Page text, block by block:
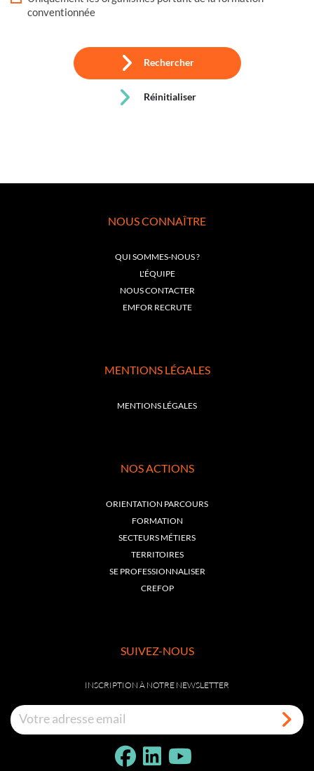
conventionnée
Rechercher
Réinitialiser
NOUS CONNAÎTRE
QUI SOMMES-NOUS ?
L'ÉQUIPE
NOUS CONTACTER
EMFOR RECRUTE
MENTIONS LÉGALES
MENTIONS LÉGALES
NOS ACTIONS
ORIENTATION PARCOURS
FORMATION
SECTEURS MÉTIERS
TERRITOIRES
SE PROFESSIONNALISER
CREFOP
SUIVEZ-NOUS
INSCRIPTION À NOTRE NEWSLETTER